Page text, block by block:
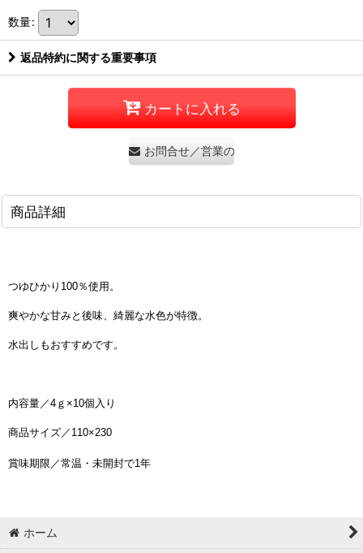
数量:
返品特約に関する重要事項
カートに入れる
お問合せ／営業のお問合せはご遠慮くださ
商品詳細
つゆひかり100％使用。
爽やかな甘みと後味、綺麗な水色が特徴。
水出しもおすすめです。
内容量／4ｇ×10個入り
商品サイズ／110×230
賞味期限／常温・未開封で1年
ホーム